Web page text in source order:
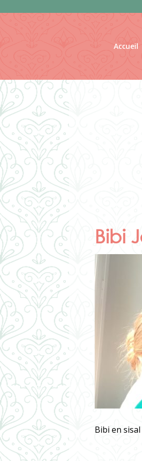
Accueil
Bibi
Bibi en